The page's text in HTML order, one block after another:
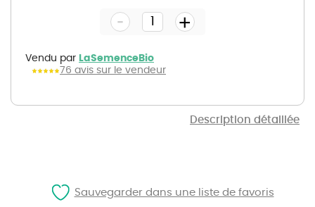
Description détaillée
gallery
Vendu par LaSemenceBio
76 avis sur le vendeur
- +
Sauvegarder dans une liste de favoris